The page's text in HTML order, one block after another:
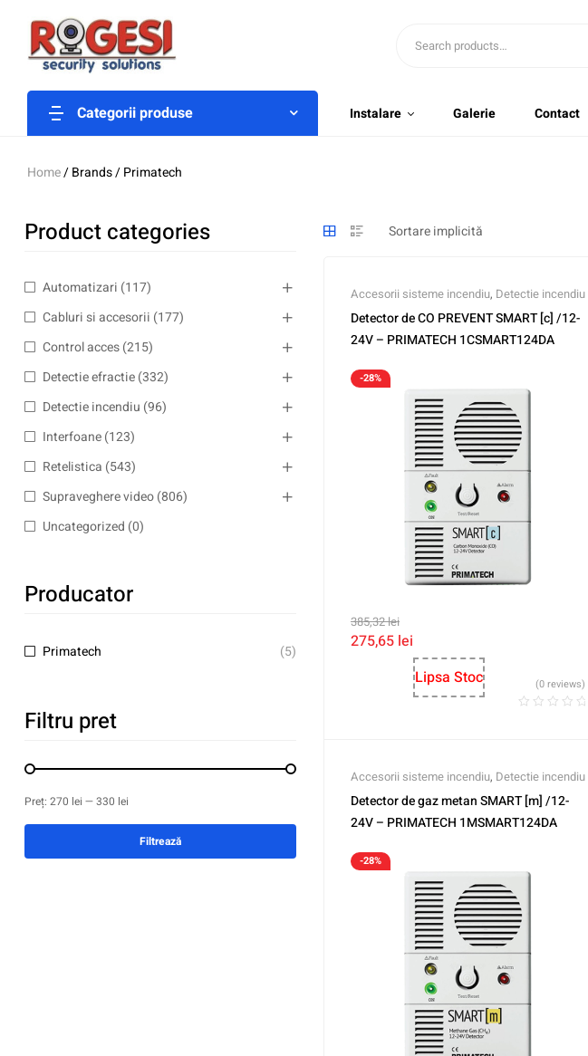
Categorii produse Instalare Galerie Contact
Home/ Brands / Primatech
Accesorii sisteme incendiu, Detectie incendiu
Detector de CO PREVENT SMART [c] /12-
24V – PRIMATECH 1CSMART124DA
-28%
385,32lei
275,65 lei
Lipsa Stoc
(0 reviews)
Accesorii sisteme incendiu, Detectie incendiu
Detector de gaz metan SMART [m] /12-
24V – PRIMATECH 1MSMART124DA
-28%
Product categories
Automatizari (117)
Cabluri si accesorii (177)
Control acces(215)
Detectie efractie(332)
Detectie incendiu (96)
Interfoane(123)
Retelistica (543)
Supraveghere video(806)
Uncategorized (0)
Producator
Primatech (5)
Filtru pret
Filtrează
Preț: 270 lei —330 lei